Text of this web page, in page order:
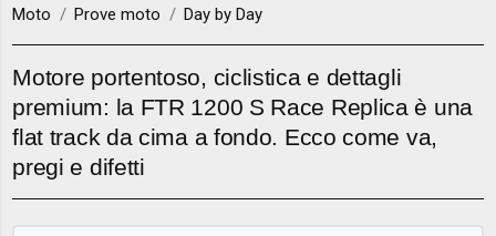
Moto Prove moto Day by Day
Motore portentoso, ciclistica e dettagli
premium: la FTR 1200 S Race Replica è una
flat track da cima a fondo. Ecco come va,
pregi e difetti